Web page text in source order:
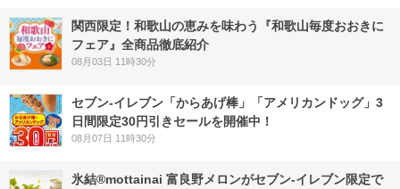
関西限定！和歌山の恵みを味わう『和歌山毎度おおきに
フェア』全商品徹底紹介
08月03日 11時30分
セブン‐イレブン「からあげ棒」「アメリカンドッグ」3
日間限定30円引きセールを開催中！
08月07日 11時30分
氷結®mottainai 富良野メロンがセブン‐イレブン限定で